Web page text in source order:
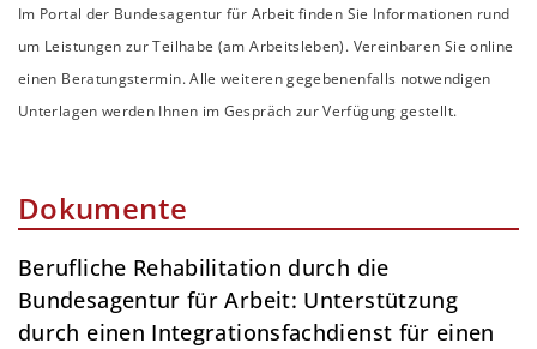
Im Portal der Bundesagentur für Arbeit finden Sie Informationen rund
um Leistungen zur Teilhabe (am Arbeitsleben). Vereinbaren Sie online
einen Beratungstermin. Alle weiteren gegebenenfalls notwendigen
Unterlagen werden Ihnen im Gespräch zur Verfügung gestellt.
Dokumente
Berufliche Rehabilitation durch die
Bundesagentur für Arbeit: Unterstützung
durch einen Integrationsfachdienst für einen